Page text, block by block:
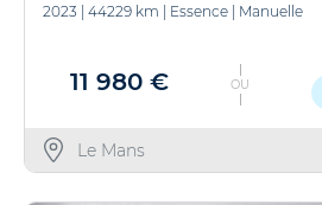
2023 | 44229 km | Essence | Manuelle
11 980 € OU
Le Mans